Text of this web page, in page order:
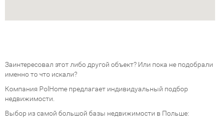
Заинтересовал этот либо другой объект? Или пока не подобрали
именно то что искали?
Компания PolHome предлагает индивидуальный подбор
недвижимости.
Выбор из самой большой базы недвижимости в Польше: